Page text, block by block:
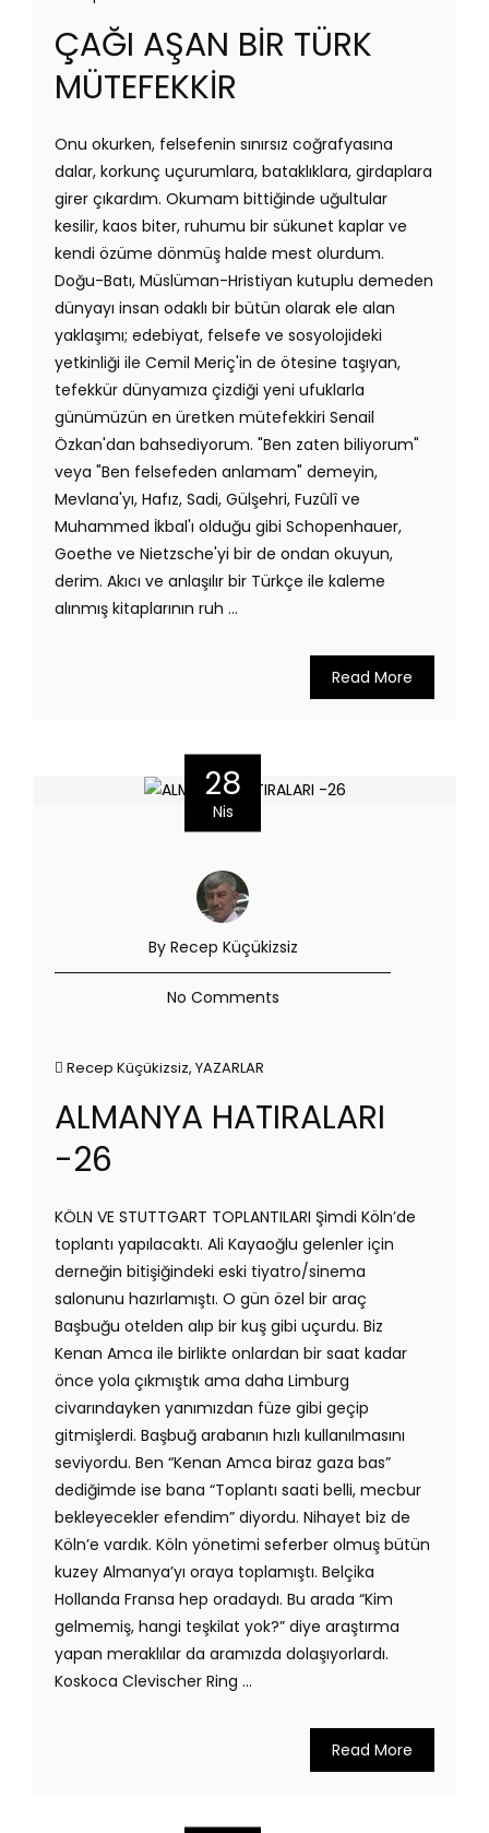
ÇAĞI AŞAN BİR TÜRK
MÜTEFEKKİR
Onu okurken, felsefenin sınırsız coğrafyasına
dalar, korkunç uçurumlara, bataklıklara, girdaplara
girer çıkardım. Okumam bittiğinde uğultular
kesilir, kaos biter, ruhumu bir sükunet kaplar ve
kendi özüme dönmüş halde mest olurdum.
Doğu-Batı, Müslüman-Hristiyan kutuplu demeden
dünyayı insan odaklı bir bütün olarak ele alan
yaklaşımı; edebiyat, felsefe ve sosyolojideki
yetkinliği ile Cemil Meriç'in de ötesine taşıyan,
tefekkür dünyamıza çizdiği yeni ufuklarla
günümüzün en üretken mütefekkiri Senail
Özkan'dan bahsediyorum. "Ben zaten biliyorum"
veya "Ben felsefeden anlamam" demeyin,
Mevlana'yı, Hafız, Sadi, Gülşehri, Fuzûlî ve
Muhammed İkbal'ı olduğu gibi Schopenhauer,
Goethe ve Nietzsche'yi bir de ondan okuyun,
derim. Akıcı ve anlaşılır bir Türkçe ile kaleme
alınmış kitaplarının ruh ...
Read More
28
Nis
By Recep Küçükizsiz
No Comments
Recep Küçükizsiz, YAZARLAR
ALMANYA HATIRALARI
-26
KÖLN VE STUTTGART TOPLANTILARI Şimdi Köln’de
toplantı yapılacaktı. Ali Kayaoğlu gelenler için
derneğin bitişiğindeki eski tiyatro/sinema
salonunu hazırlamıştı. O gün özel bir araç
Başbuğu otelden alıp bir kuş gibi uçurdu. Biz
Kenan Amca ile birlikte onlardan bir saat kadar
önce yola çıkmıştık ama daha Limburg
civarındayken yanımızdan füze gibi geçip
gitmişlerdi. Başbuğ arabanın hızlı kullanılmasını
seviyordu. Ben “Kenan Amca biraz gaza bas”
dediğimde ise bana “Toplantı saati belli, mecbur
bekleyecekler efendim” diyordu. Nihayet biz de
Köln’e vardık. Köln yönetimi seferber olmuş bütün
kuzey Almanya’yı oraya toplamıştı. Belçika
Hollanda Fransa hep oradaydı. Bu arada “Kim
gelmemiş, hangi teşkilat yok?” diye araştırma
yapan meraklılar da aramızda dolaşıyorlardı.
Koskoca Clevischer Ring ...
Read More